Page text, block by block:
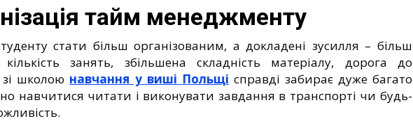
тайм менеджменту
стати більш організованим, а докладені зусилля – більш
занять, збільшена складність матеріалу, дорога до
зі школою навчання у виші Польщі справді забирає дуже багато
навчитися читати і виконувати завдання в транспорті чи будь-